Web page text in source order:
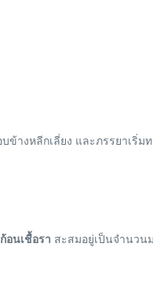
างหลีกเลี่ยง และภรรยาเริ่
ก้อนเชื้อรา สะสมอยู่เป็นจำนวน